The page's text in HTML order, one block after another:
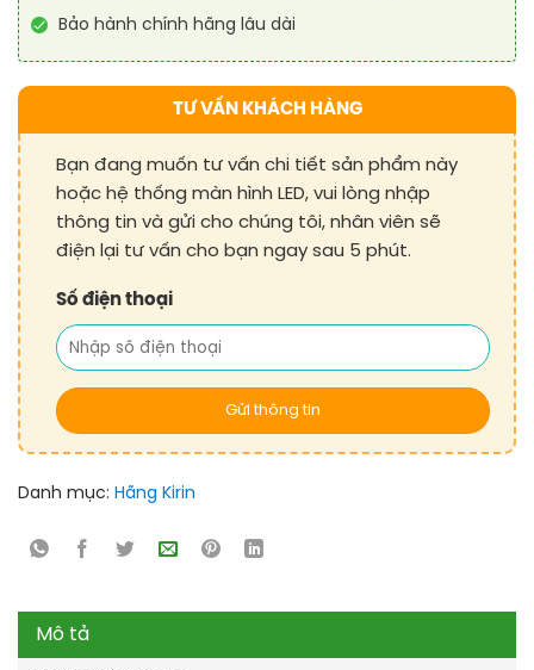
Bảo hành chính hãng lâu dài
TƯ VẤN KHÁCH HÀNG
Bạn đang muốn tư vấn chi tiết sản phẩm này
hoặc hệ thống màn hình LED, vui lòng nhập
thông tin và gửi cho chúng tôi, nhân viên sẽ
điện lại tư vấn cho bạn ngay sau 5 phút.
Số điện thoại
Danh mục: Hãng Kirin
Mô tả